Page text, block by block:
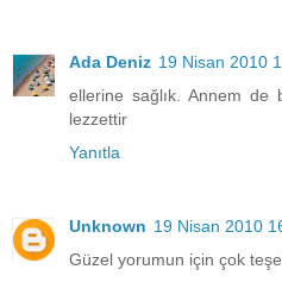
Ada Deniz 19 Nisan 2010
ellerine sağlık. Annem
lezzettir
Yanıtla
Unknown 19 Nisan 2010
Güzel yorumun için çok